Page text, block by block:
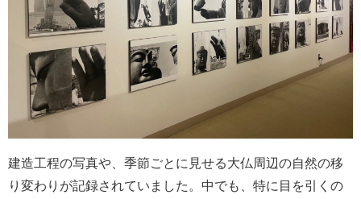
建造工程の写真や、季節ごとに見せる大仏周辺の自然の移
り変わりが記録されていました。中でも、特に目を引くの